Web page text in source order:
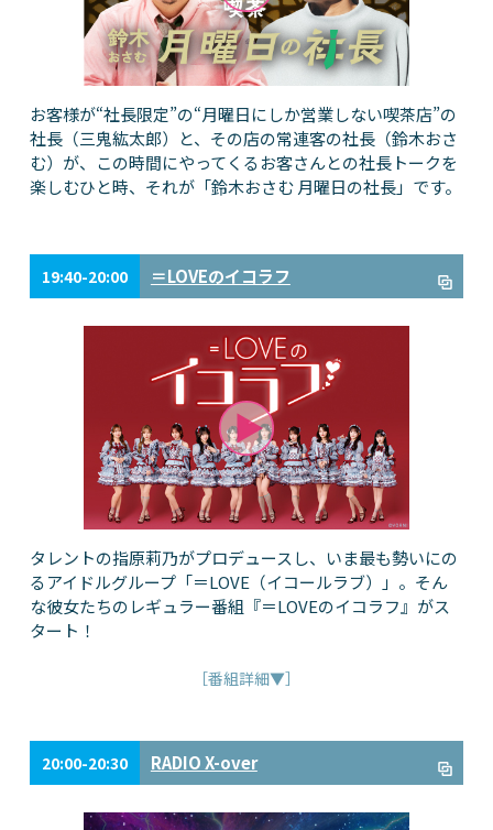
お客様が“社長限定”の“月曜日にしか営業しない喫茶店”の
社長（三鬼紘太郎）と、その店の常連客の社長（鈴木おさ
む）が、この時間にやってくるお客さんとの社長トークを
楽しむひと時、それが「鈴木おさむ 月曜日の社長」です。
19:40-20:00 ＝LOVEのイコラフ
タレントの指原莉乃がプロデュースし、いま最も勢いにの
るアイドルグループ「＝LOVE（イコールラブ）」。そん
な彼女たちのレギュラー番組『＝LOVEのイコラフ』がス
タート！
［番組詳細▼］
20:00-20:30 RADIO X-over